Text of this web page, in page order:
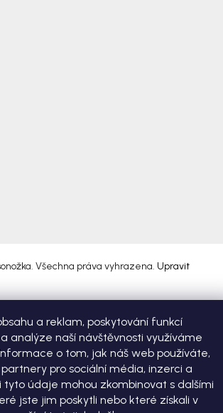
a reklam, poskytování funkcí
analýze naší návštěvnosti využíváme
o tom, jak náš web používáte,
pro sociální média, inzerci a
tyto údaje mohou zkombinovat s dalšími
jste jim poskytli nebo které získali v
. Všechna práva vyhrazena. Upravit